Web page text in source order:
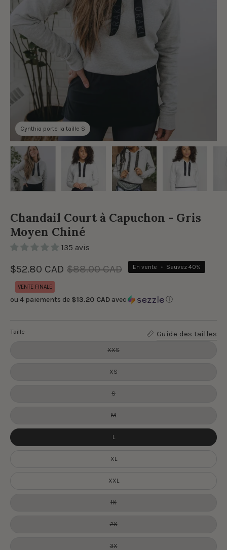
Cynthia porte la taille S
Chandail Court à Capuchon - Gris
Moyen Chiné
135 avis
$52.80 CAD $88.00 CAD En vente • Sauvez 40%
VENTE FINALE
ou 4 paiements de $13.20 CAD avec ⓘ
Guide des tailles
Taille
XXS
XS
S
M
L
XL
XXL
1X
2X
3X